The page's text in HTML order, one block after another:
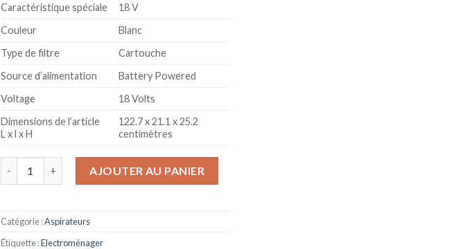
Caractéristique spéciale
18 V
Couleur
Blanc
Type de filtre
Cartouche
Source d’alimentation
Battery Powered
Voltage
18 Volts
Dimensions de l’article
L x l x H
122.7 x 21.1 x 25.2
centimètres
AJOUTER AU PANIER
Catégorie :Aspirateurs
Étiquette :Electroménager